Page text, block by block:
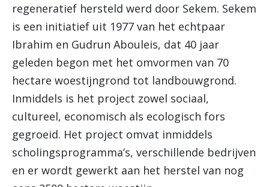
regeneratief hersteld werd door Sekem. Sekem
is een initiatief uit 1977 van het echtpaar
Ibrahim en Gudrun Abouleis, dat 40 jaar
geleden begon met het omvormen van 70
hectare woestijngrond tot landbouwgrond.
Inmiddels is het project zowel sociaal,
cultureel, economisch als ecologisch fors
gegroeid. Het project omvat inmiddels
scholingsprogramma’s, verschillende bedrijven
en er wordt gewerkt aan het herstel van nog